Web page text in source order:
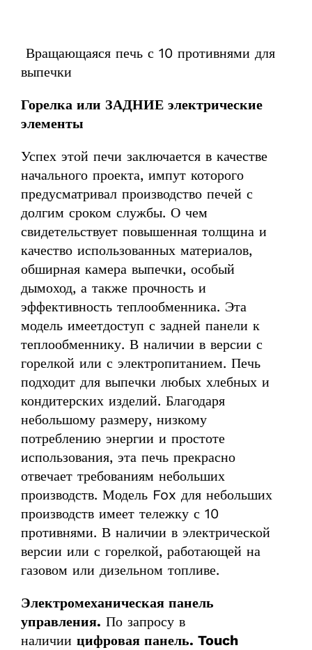
Вращающаяся печь с 10 противнями для
выпечки
Горелка или ЗАДНИЕ электрические
элементы
Успех этой печи заключается в качестве
начального проекта, импут которого
предусматривал производство печей с
долгим сроком службы. О чем
свидетельствует повышенная толщина и
качество использованных материалов,
обширная камера выпечки, особый
дымоход, а также прочность и
эффективность теплообменника. Эта
модель имеетдоступ с задней панели к
теплообменнику. В наличии в версии с
горелкой или с электропитанием. Печь
подходит для выпечки любых хлебных и
кондитерских изделий. Благодаря
небольшому размеру, низкому
потреблению энергии и простоте
использования, эта печь прекрасно
отвечает требованиям небольших
производств. Модель Fox для небольших
производств имеет тележку с 10
противнями. В наличии в электрической
версии или с горелкой, работающей на
газовом или дизельном топливе.
Электромеханическая панель
управления. По запросу в
наличии цифровая панель. Touch